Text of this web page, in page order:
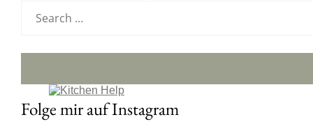
Folge mir auf Instagram